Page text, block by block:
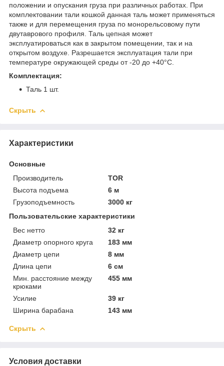
положении и опускания груза при различных работах. При
комплектовании тали кошкой данная таль может применяться
также и для перемещения груза по монорельсовому пути
двутаврового профиля. Таль цепная может
эксплуатироваться как в закрытом помещении, так и на
открытом воздухе. Разрешается эксплуатация тали при
температуре окружающей среды от -20 до +40°С.
Комплектация:
Таль 1 шт.
Скрыть
Характеристики
Основные
Производитель
TOR
Высота подъема
6 м
Грузоподъемность
3000 кг
Пользовательские характеристики
Вес нетто
32 кг
Диаметр опорного круга
183 мм
Диаметр цепи
8 мм
Длина цепи
6 см
Мин. расстояние между
крюками
455 мм
Усилие
39 кг
Ширина барабана
143 мм
Скрыть
Условия доставки